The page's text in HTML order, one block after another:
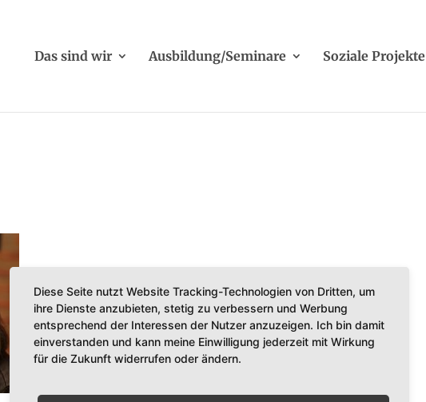
Das sind wir Ausbildung/Seminare Soziale Projekte
Diese Seite nutzt Website Tracking-Technologien von Dritten, um
ihre Dienste anzubieten, stetig zu verbessern und Werbung
entsprechend der Interessen der Nutzer anzuzeigen. Ich bin damit
einverstanden und kann meine Einwilligung jederzeit mit Wirkung
für die Zukunft widerrufen oder ändern.